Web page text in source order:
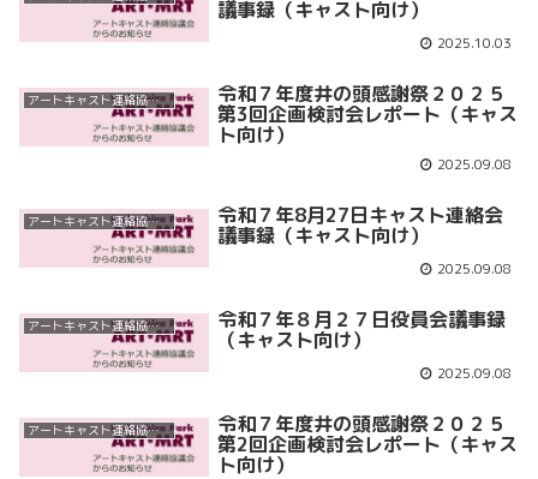
議事録（キャスト向け）
2025.10.03
アートキャスト連絡協議会 令和７年度井の頭感謝祭２０２５
第3回企画検討会レポート（キャス
ト向け）
2025.09.08
アートキャスト連絡協議会 令和７年8月27日キャスト連絡会
議事録（キャスト向け）
2025.09.08
アートキャスト連絡協議会 令和７年８月２７日役員会議事録
（キャスト向け）
2025.09.08
アートキャスト連絡協議会 令和７年度井の頭感謝祭２０２５
第2回企画検討会レポート（キャス
ト向け）